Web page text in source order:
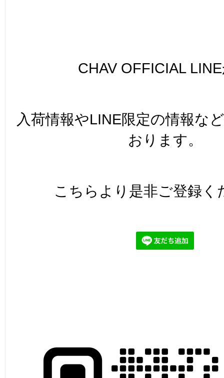
CHAV OFFICIAL
入荷情報やLINE限定の情報な
おります。
こちらより是非ご登録く